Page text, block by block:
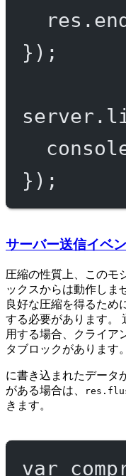
res.
});
server.
});
サーバー送信イベ
圧縮の性質上、このモ
ックスからは動作しま
良好な圧縮を得るため
する必要があります。
用する場合、クライア
タブロックがあります。
に書き込まれたデータ
がある場合は、
きます。
var